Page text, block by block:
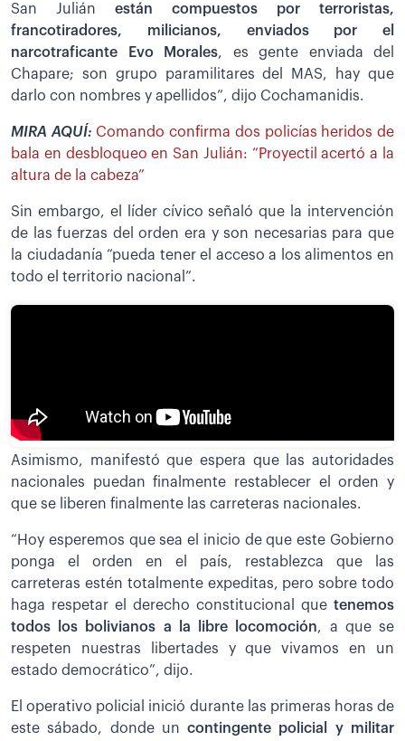
San Julián están compuestos por terroristas,
francotiradores, milicianos, enviados por el
narcotraficante Evo Morales, es gente enviada del
Chapare; son grupo paramilitares del MAS, hay que
darlo con nombres y apellidos”, dijo Cochamanidis.
MIRA AQUÍ: Comando confirma dos policías heridos de
bala en desbloqueo en San Julián: “Proyectil acertó a la
altura de la cabeza”
Sin embargo, el líder cívico señaló que la intervención
de las fuerzas del orden era y son necesarias para que
la ciudadanía “pueda tener el acceso a los alimentos en
todo el territorio nacional”.
Asimismo, manifestó que espera que las autoridades
nacionales puedan finalmente restablecer el orden y
que se liberen finalmente las carreteras nacionales.
“Hoy esperemos que sea el inicio de que este Gobierno
ponga el orden en el país, restablezca que las
carreteras estén totalmente expeditas, pero sobre todo
haga respetar el derecho constitucional que tenemos
todos los bolivianos a la libre locomoción, a que se
respeten nuestras libertades y que vivamos en un
estado democrático”, dijo.
El operativo policial inició durante las primeras horas de
este sábado, donde uncontingente policial y militar